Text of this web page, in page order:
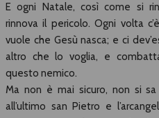
E ogni Natale, così come si
rinnova il pericolo. Ogni volta
vuole che Gesù nasca; e ci
altro che lo voglia, e
questo nemico.
Ma non è mai sicuro, non si
all’ultimo san Pietro e